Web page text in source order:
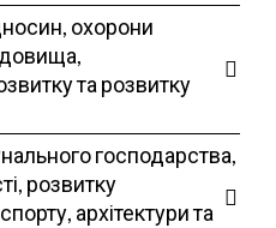
охорони
та розвитку
господарства,
розвитку
архітектури та